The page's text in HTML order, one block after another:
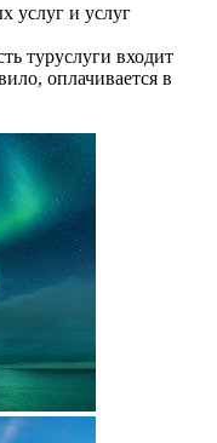
услуг и услуг
туруслуги входит
оплачивается в